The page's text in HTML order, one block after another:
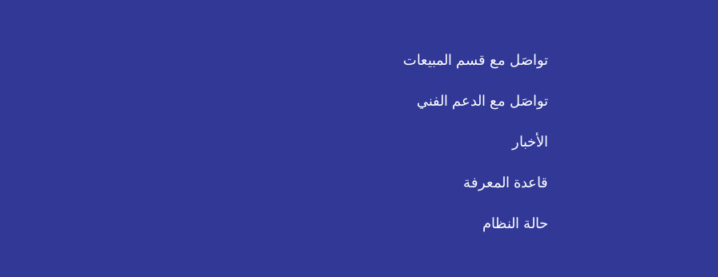
تواصَل مع قسم المبيعات
تواصَل مع الدعم الفني
الأخبار
قاعدة المعرفة
حالة النظام